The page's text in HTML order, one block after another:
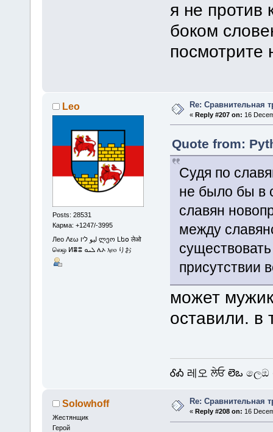
я не против
боком
посмотрите
Leo
Posts: 28531
Карма: +1247/-3995
Лео Λεω ليو ליו ლეო Լեօ लेओ
லெஒ ⵍⴻⵓ ܠܝܘ ሌኦ ⲗⲉⲟ りお
Re: Сравнительная
«Reply #207 on: 16
Quote from:
Судя по
не было бы в
славян
между
присутствии
может
оставили. в
ᎴᎣ 레오 ਲੇਓ లెఒ
Solowhoff
Жестянщик
Герой
Re: Сравнительная
« Reply #208 on: 16